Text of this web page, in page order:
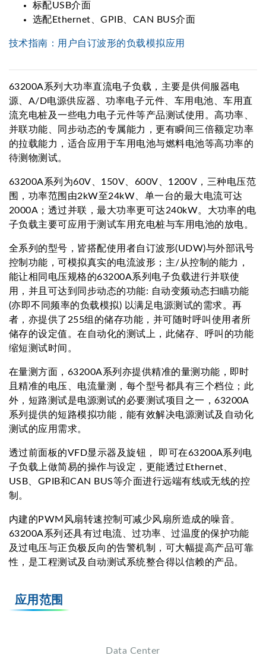
标配USB介面
选配Ethernet、GPIB、CAN BUS介面
技术指南： 用户自订波形的负载模拟应用
63200A系列大功率直流电子负载，主要是供伺服器电
源、A/D电源供应器、功率电子元件、车用电池、车用直
流充电桩及一些电力电子元件等产品测试使用。高功率、
并联功能、同步动态的专属能力，更有瞬间三倍额定功率
的拉载能力，适合应用于车用电池与燃料电池等高功率的
待测物测试。
63200A系列为60V、150V、600V、1200V，三种电压范
围，功率范围由2kW至24kW、单一台的最大电流可达
2000A；透过并联，最大功率更可达240kW。大功率的电
子负载主要可应用于测试车用充电桩与车用电池的放电。
全系列的型号，皆搭配使用者自订波形(UDW)与外部讯号
控制功能，可模拟真实的电流波形；主/从控制的能力，
能让相同电压规格的63200A系列电子负载进行并联使
用，并且可达到同步动态的功能: 自动变频动态扫瞄功能
(亦即不同频率的负载模拟) 以满足电源测试的需求。再
者，亦提供了255组的储存功能，并可随时呼叫使用者所
储存的设定值。在自动化的测试上，此储存、呼叫的功能
缩短测试时间。
在量测方面，63200A系列亦提供精准的量测功能，即时
且精准的电压、电流量测，每个型号都具有三个档位；此
外，短路测试是电源测试的必要测试项目之一，63200A
系列提供的短路模拟功能，能有效解决电源测试及自动化
测试的应用需求。
透过前面板的VFD显示器及旋钮， 即可在63200A系列电
子负载上做简易的操作与设定，更能透过Ethernet、
USB、GPIB和CAN BUS等介面进行远端有线或无线的控
制。
内建的PWM风扇转速控制可减少风扇所造成的噪音。
63200A系列还具有过电流、过功率、过温度的保护功能
及过电压与正负极反向的告警机制，可大幅提高产品可靠
性，是工程测试及自动测试系统整合得以信赖的产品。
应用范围
Data Center